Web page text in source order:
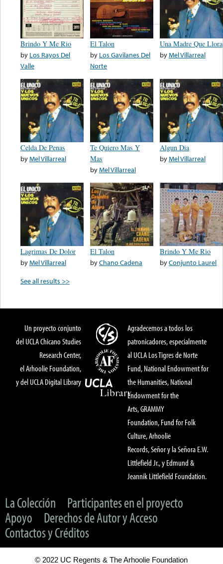
Brindo Y Me Rio
by Los Rayos Del
Valle
El Talon
by Los Gavilanes Del
Norte
Una Madre Que Llora
byMel Villarreal
Celda De Penas
byMel Villarreal
Te Quiero Mas Y
Mas
byMel Villarreal
Algun Dia
byMel Villarreal
Lagrimas De Dolor
byMel Villarreal
El Talon
byChano Cadena
Brindo Y Me Rio
byConjunto Laurel
See all results >>
Un proyecto conjunto
del UCLA Chicano Studies
Research Center,
el Arhoolie Foundation,
y del UCLA Digital Library
Agradecemos a todos los
patronicadores, especialmente
al UCLA Los Tigres de Norte
Fund, National Endowment for
the Humanities, National
Endowment for the
Arts, GRAMMY
Foundation, Fund for Folk
Culture, Arhoolie
Records, Señor y la Señora E.W.
Littlefield Jr., y Edmund &
Jeannik Littlefield Foundation.
La Colección
Participantes en el proyecto
Apoyo
Derechos de Autor y Acceso
Contactos y Créditos
© 2022 UC Regents & The Arhoolie Foundation